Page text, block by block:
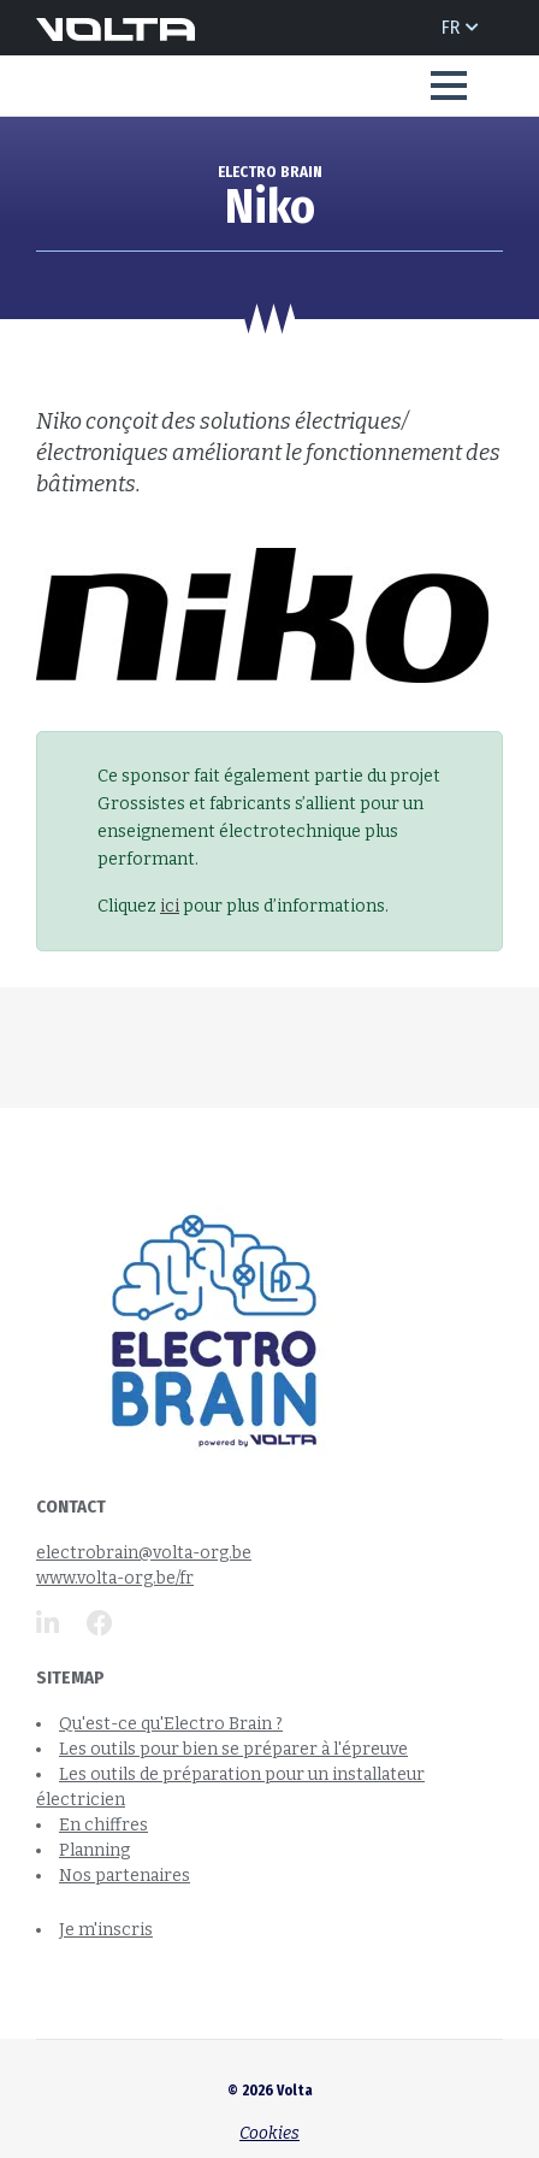
FR
ELECTRO BRAIN
Niko
Niko conçoit des solutions électriques/
électroniques améliorant le fonctionnement des
bâtiments.
Ce sponsor fait également partie du projet
Grossistes et fabricants s’allient pour un
enseignement électrotechnique plus
performant.
Cliquez icipour plus d’informations.
CONTACT
electrobrain@volta-org.be
www.volta-org.be/fr
SITEMAP
Qu'est-ce qu'Electro Brain ?
Les outils pour bien se préparer à l'épreuve
Les outils de préparation pour un installateur
électricien
En chiffres
Planning
Nos partenaires
Je m'inscris
© 2026 Volta
Cookies